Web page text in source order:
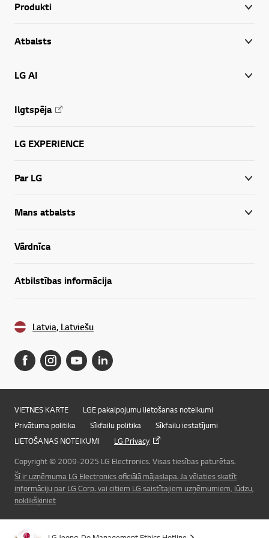
Produkti
Atbalsts
LG AI
Ilgtspēja
LG EXPERIENCE
Par LG
Mans atbalsts
Vārdnīca
Atbilstības informācija
Latvia, Latviešu
VIETNES KARTE
LGE pakalpojumu lietošanas noteikumi
Privātuma politika
Sīkfailu politika
Sīkfailu iestatījumi
LIETOŠANAS NOTEIKUMI
LG Privacy
Copyright © 2009-2025 LG Electronics. Visas tiesības paturētas.
Šī ir uzņēmuma LG Electronics oficiālā mājaslapa. Ja vēlaties skatīt
informāciju par LG Corp. vai citiem LG saistītajiem uzņēmumiem, lūdzu,
noklikšķiniet